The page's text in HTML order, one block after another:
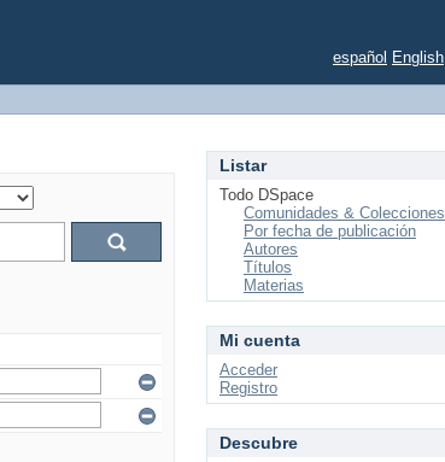
español English
Listar
Todo DSpace
Comunidades & Colecciones
Por fecha de publicación
Autores
Títulos
Materias
Mi cuenta
Acceder
Registro
Descubre